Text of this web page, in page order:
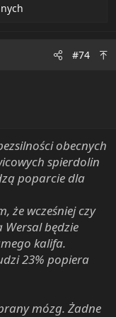
#74
obecnych
spierdolin
poparcie dla
że wcześniej czy
będzie
kalifa.
23% popiera
mózg. Żadne